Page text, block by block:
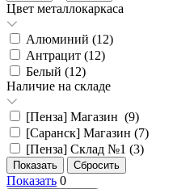
Цвет металлокаркаса
Алюминий (12)
Антрацит (12)
Белый (12)
Наличие на складе
[Пенза] Магазин (9)
[Саранск] Магазин (7)
[Пенза] Склад №1 (3)
Показать 0